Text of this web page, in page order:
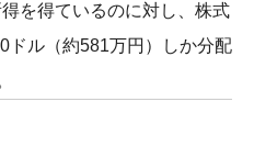
を得ているのに対し、株式
ドル（約581万円）しか分配